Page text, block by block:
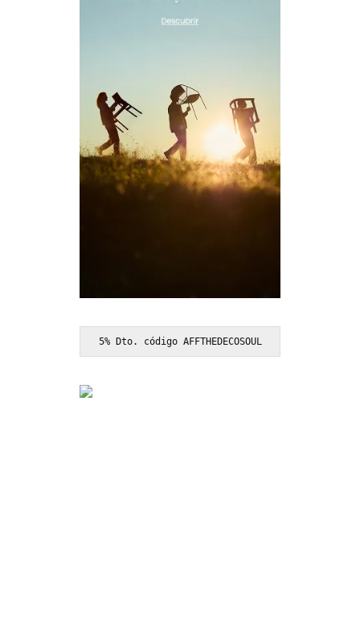
5% Dto. código AFFTHEDECOSOUL